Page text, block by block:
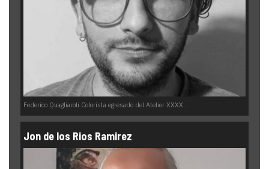
Federico Quagliaroli Colorista egresado del Atelier XXXX...
Jon de los Rios Ramirez